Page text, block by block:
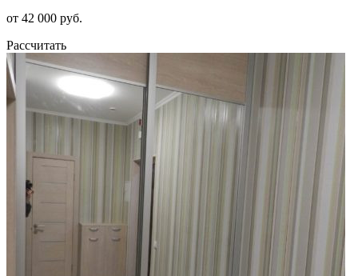
от 42 000 руб.
Рассчитать